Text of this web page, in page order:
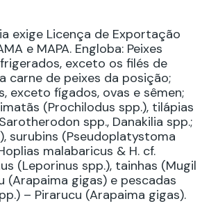
exige Licença de Exportação
e MAPA. Engloba: Peixes
exceto os filés de
carne de peixes da posição;
exceto fígados, ovas e sêmen;
(Prochilodus spp.), tilápias
spp., Danakilia spp.;
surubins (Pseudoplatystoma
malabaricus & H. cf.
(Leporinus spp.), tainhas (Mugil
(Arapaima gigas) e pescadas
– Pirarucu (Arapaima gigas).